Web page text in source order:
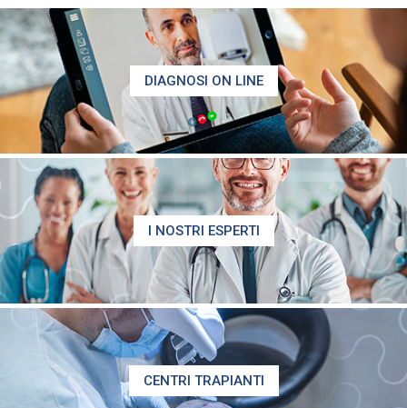
DIAGNOSI ON LINE
I NOSTRI ESPERTI
CENTRI TRAPIANTI